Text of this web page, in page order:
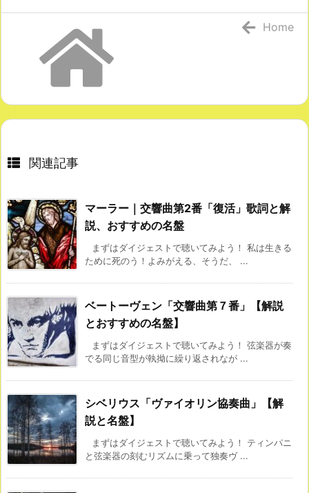
Home
関連記事
マーラー｜交響曲第2番「復活」歌詞と解
説、おすすめの名盤
まずはダイジェストで聴いてみよう！ 私は生きる
ために死のう！よみがえる、そうだ、 ...
ベートーヴェン「交響曲第７番」【解説
とおすすめの名盤】
まずはダイジェストで聴いてみよう！ 弦楽器が奏
でる同じ音型が執拗に繰り返されなが ...
シベリウス「ヴァイオリン協奏曲」【解
説と名盤】
まずはダイジェストで聴いてみよう！ ティンパニ
と弦楽器の刻むリズムに乗って独奏ヴ ...